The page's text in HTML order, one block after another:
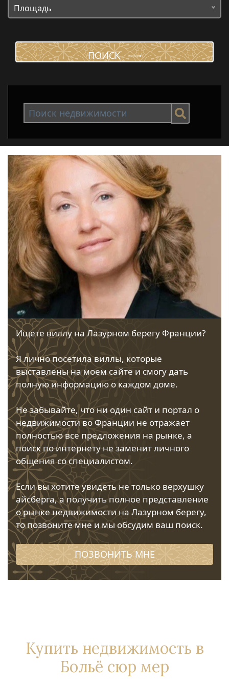
Площадь
ПОИСК
Ищете виллу на Лазурном берегу Франции?
Я лично посетила виллы, которые
выставлены на моем сайте и смогу дать
полную информацию о каждом доме.
Не забывайте, что ни один сайт и портал о
недвижимости во Франции не отражает
полностью все предложения на рынке, а
поиск по интернету не заменит личного
общения со специалистом.
Если вы хотите увидеть не только верхушку
айсберга, а получить полное представление
о рынке недвижимости на Лазурном берегу,
то позвоните мне и мы обсудим ваш поиск.
ПОЗВОНИТЬ МНЕ
Купить недвижимость в
Больё сюр мер